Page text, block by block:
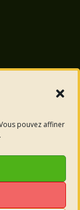
pouvez affiner
proposé